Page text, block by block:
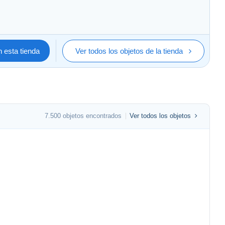
, voor dure stukken raad ik U ernstig "aangetekende én
bij Delcampe !!!
Je Vous conseille urgent de prendre expédtion
esta tienda Ver todos los objetos de la tienda
7.500 objetos encontrados Ver todos los objetos